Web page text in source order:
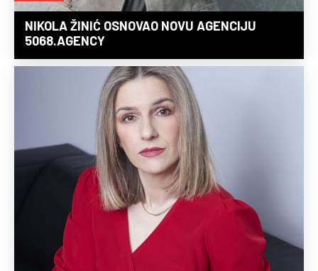
NIKOLA ŽINIĆ OSNOVAO NOVU AGENCIJU
5068.AGENCY